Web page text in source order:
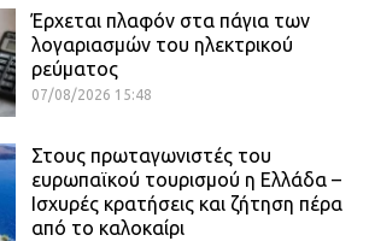
Έρχεται πλαφόν στα πάγια των
λογαριασμών του ηλεκτρικού
ρεύματος
07/08/2026 15:48
Στους πρωταγωνιστές του
ευρωπαϊκού τουρισμού η Ελλάδα –
Ισχυρές κρατήσεις και ζήτηση πέρα
από το καλοκαίρι